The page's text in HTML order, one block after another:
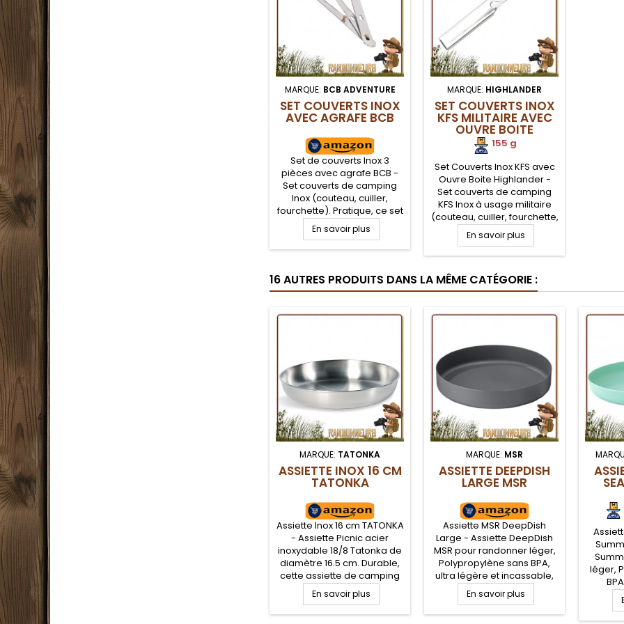
MARQUE: BCB ADVENTURE
SET COUVERTS INOX
AVEC AGRAFE BCB
Set de couverts Inox 3
pièces avec agrafe BCB -
Set couverts de camping
Inox (couteau, cuiller,
fourchette). Pratique, ce set
de couverts en acier
inoxydable sera très
robuste et adapté à tous les
clipsent entre eux par une
agrafe, permettant de les
le transport
En savoir plus
MARQUE: HIGHLANDER
SET COUVERTS INOX
KFS MILITAIRE AVEC
OUVRE BOITE
HIGHLANDER
155 g
Set Couverts Inox KFS avec
Ouvre Boite Highlander -
Set couverts de camping
KFS Inox à usage militaire
(couteau, cuiller, fourchette,
ouvre boite, décapsuleur).
Pratique, en acier
inoxydable sera très
terrains. Les élements se
range dans le manche de
maintenir groupés
En savoir plus
16 AUTRES PRODUITS DANS LA MÊME CATÉGORIE :
MARQUE: TATONKA
ASSIETTE INOX 16 CM
TATONKA
Assiette Inox 16 cm TATONKA
- Assiette Picnic acier
inoxydable 18/8 Tatonka de
diamètre 16.5 cm. Durable,
cette assiette de camping
et camp bushcraft saura
assurer sa longévité dans
tous vous campements
En savoir plus
MARQUE: MSR
ASSIETTE DEEPDISH
LARGE MSR
Assiette MSR DeepDish
Large - Assiette DeepDish
MSR pour randonner léger,
Polypropylène sans BPA,
ultra légère et incassable,
pour le camping, le trek et
la randonnée légère.
Résistante aux odeurs et
En savoir plus
léger,